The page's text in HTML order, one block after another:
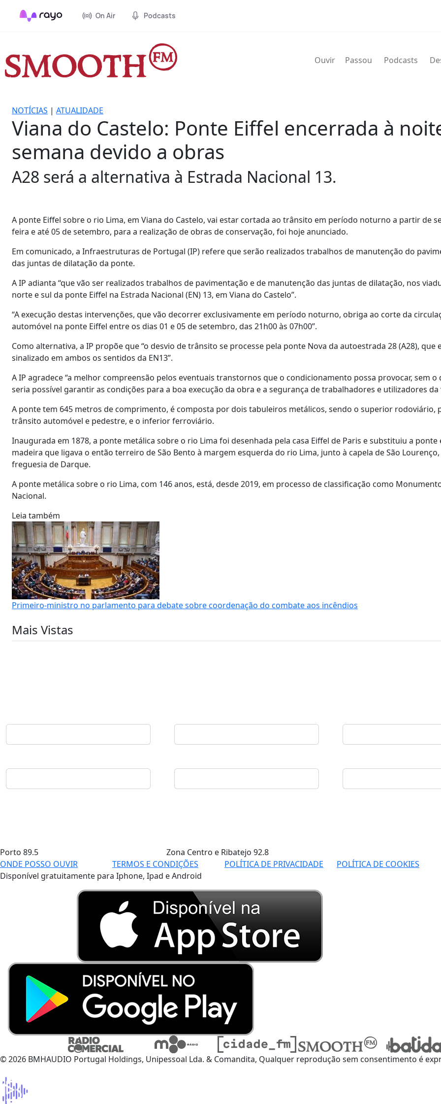
On Air Podcasts
Ouvir Passou Podcasts
NOTÍCIAS | ATUALIDADE
Viana do Castelo: Ponte Eiffel encerrada à
semana devido a obras
A28 será a alternativa à Estrada Nacional 13.
A ponte Eiffel sobre o rio Lima, em Viana do Castelo, vai estar cortada ao trânsito em período noturno a partir de
feira e até 05 de setembro, para a realização de obras de conservação, foi hoje anunciado.
Em comunicado, a Infraestruturas de Portugal (IP) refere que serão realizados trabalhos de manutenção do
das juntas de dilatação da ponte.
A IP adianta “que vão ser realizados trabalhos de pavimentação e de manutenção das juntas de dilatação, nos
norte e sul da ponte Eiffel na Estrada Nacional (EN) 13, em Viana do Castelo”.
“A execução destas intervenções, que vão decorrer exclusivamente em período noturno, obriga ao corte da
automóvel na ponte Eiffel entre os dias 01 e 05 de setembro, das 21h00 às 07h00”.
Como alternativa, a IP propõe que “o desvio de trânsito se processe pela ponte Nova da autoestrada 28 (A28), que
sinalizado em ambos os sentidos da EN13”.
A IP agradece “a melhor compreensão pelos eventuais transtornos que o condicionamento possa provocar, sem o
seria possível garantir as condições para a boa execução da obra e a segurança de trabalhadores e utilizadores da
A ponte tem 645 metros de comprimento, é composta por dois tabuleiros metálicos, sendo o superior rodoviário,
trânsito automóvel e pedestre, e o inferior ferroviário.
Inaugurada em 1878, a ponte metálica sobre o rio Lima foi desenhada pela casa Eiffel de Paris e substituiu a ponte
madeira que ligava o então terreiro de São Bento à margem esquerda do rio Lima, junto à capela de São
freguesia de Darque.
A ponte metálica sobre o rio Lima, com 146 anos, está, desde 2019, em processo de classificação como
Nacional.
Leia também
Primeiro-ministro no parlamento para debate sobre coordenação do combate aos incêndios
Mais Vistas
Porto 89.5 Zona Centro e Ribatejo 92.8
ONDE POSSO OUVIR
TERMOS E CONDIÇÕES POLÍTICA DE PRIVACIDADE
POLÍTICA DE COOKIES
Disponível gratuitamente para Iphone, Ipad e Android
© 2026 BMHAUDIO Portugal Holdings, Unipessoal Lda. & Comandita, Qualquer reprodução sem consentimento é